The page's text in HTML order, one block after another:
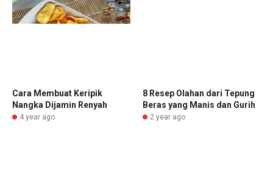
Cara Membuat Keripik
Nangka Dijamin Renyah
4 year ago
8 Resep Olahan dari Tepung
Beras yang Manis dan Gurih
2 year ago